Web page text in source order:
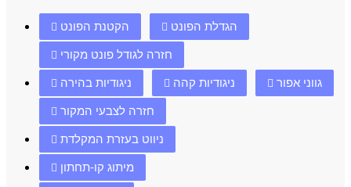
הקטנת הפונט הגדלת הפונט
חזרה לגודל פונט מקורי
ניגודיות בהירה ניגודיות קהה גווני אפור
חזרה לצבעי המקור
ניווט בעזרת המקלדת
מיתוג קו-תחתון